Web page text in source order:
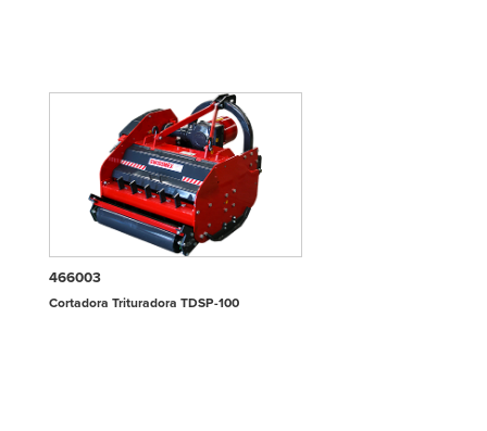
466003
Cortadora Trituradora TDSP-100